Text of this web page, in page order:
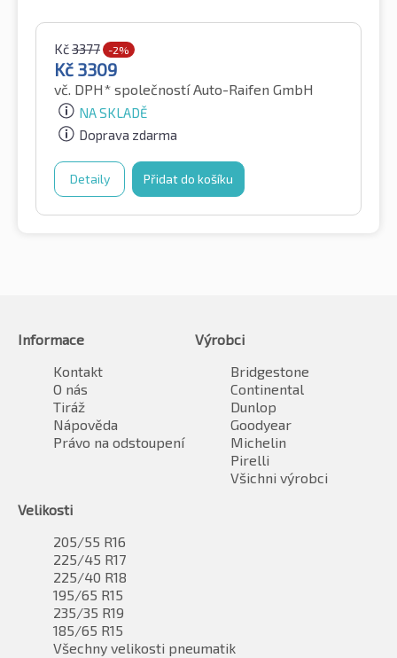
Kč3377 -2%
Kč 3309
vč. DPH* společností Auto-Raifen GmbH
NA SKLADĚ
Doprava zdarma
Detaily Přidat do košíku
Informace
Kontakt
O nás
Tiráž
Nápověda
Právo na odstoupení
Výrobci
Bridgestone
Continental
Dunlop
Goodyear
Michelin
Pirelli
Všichni výrobci
Velikosti
205/55 R16
225/45 R17
225/40 R18
195/65 R15
235/35 R19
185/65 R15
Všechny velikosti pneumatik